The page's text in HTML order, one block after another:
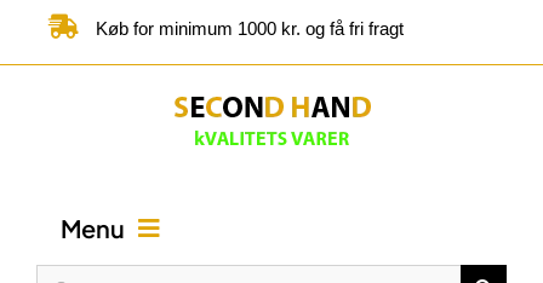
Køb for minimum 1000 kr. og få fri fragt
Menu